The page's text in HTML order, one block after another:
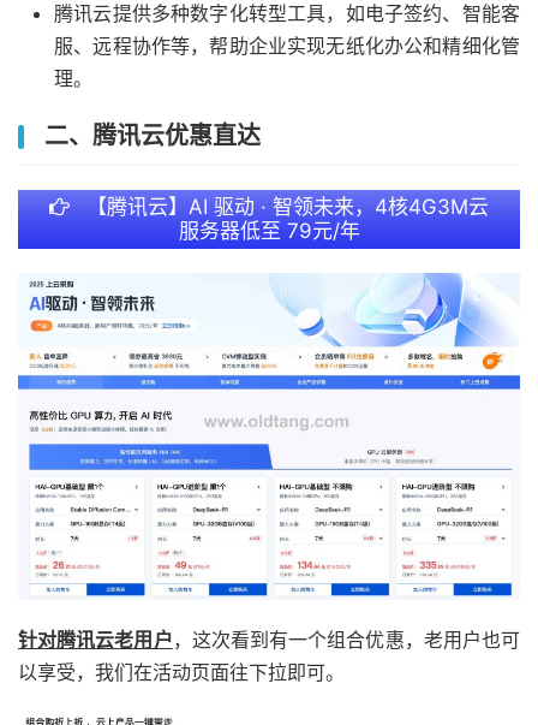
腾讯云提供多种数字化转型工具，如电子签约、智能客
服、远程协作等，帮助企业实现无纸化办公和精细化管
理。
二、腾讯云优惠直达
【腾讯云】AI 驱动 · 智领未来，4核4G3M云
服务器低至 79元/年
针对腾讯云老用户，这次看到有一个组合优惠，老用户也可
以享受，我们在活动页面往下拉即可。